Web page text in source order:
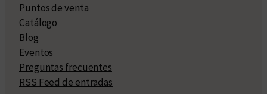
Puntos de venta
Catálogo
Blog
Eventos
Preguntas frecuentes
RSS Feed de entradas